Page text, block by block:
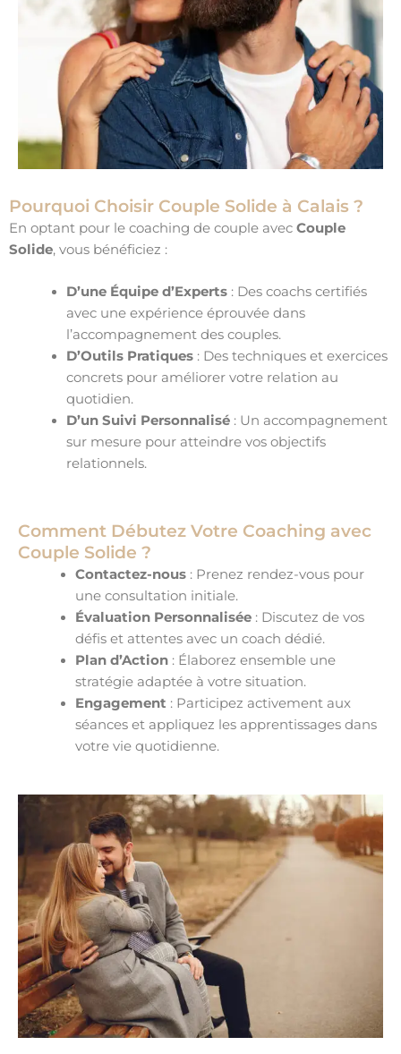
Pourquoi Choisir Couple Solide à Calais ?
En optant pour le coaching de couple avec Couple
Solide, vous bénéficiez :
D’une Équipe d’Experts: Des coachs certifiés
avec une expérience éprouvée dans
l’accompagnement des couples.
D’Outils Pratiques: Des techniques et exercices
concrets pour améliorer votre relation au
quotidien.
D’un Suivi Personnalisé: Un accompagnement
sur mesure pour atteindre vos objectifs
relationnels.
Comment Débutez Votre Coaching avec
Couple Solide ?
Contactez-nous: Prenez rendez-vous pour
une consultation initiale.
Évaluation Personnalisée: Discutez de vos
défis et attentes avec un coach dédié.
Plan d’Action: Élaborez ensemble une
stratégie adaptée à votre situation.
Engagement : Participez activement aux
séances et appliquez les apprentissages dans
votre vie quotidienne.